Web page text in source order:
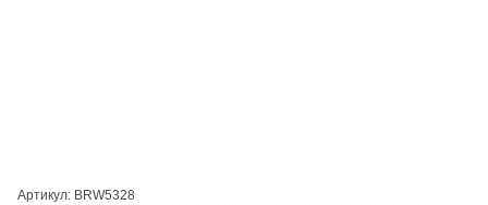
Артикул: BRW5328